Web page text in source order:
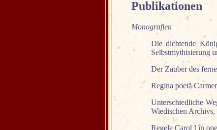
Publikationen
Monografien
Die dichtende
Selbstmythisierung
Der Zauber des
Regina poetă
Unterschiedliche
Wiedischen
Regele Carol I în